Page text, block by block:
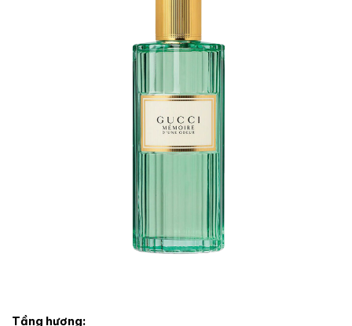
Tầng hương: